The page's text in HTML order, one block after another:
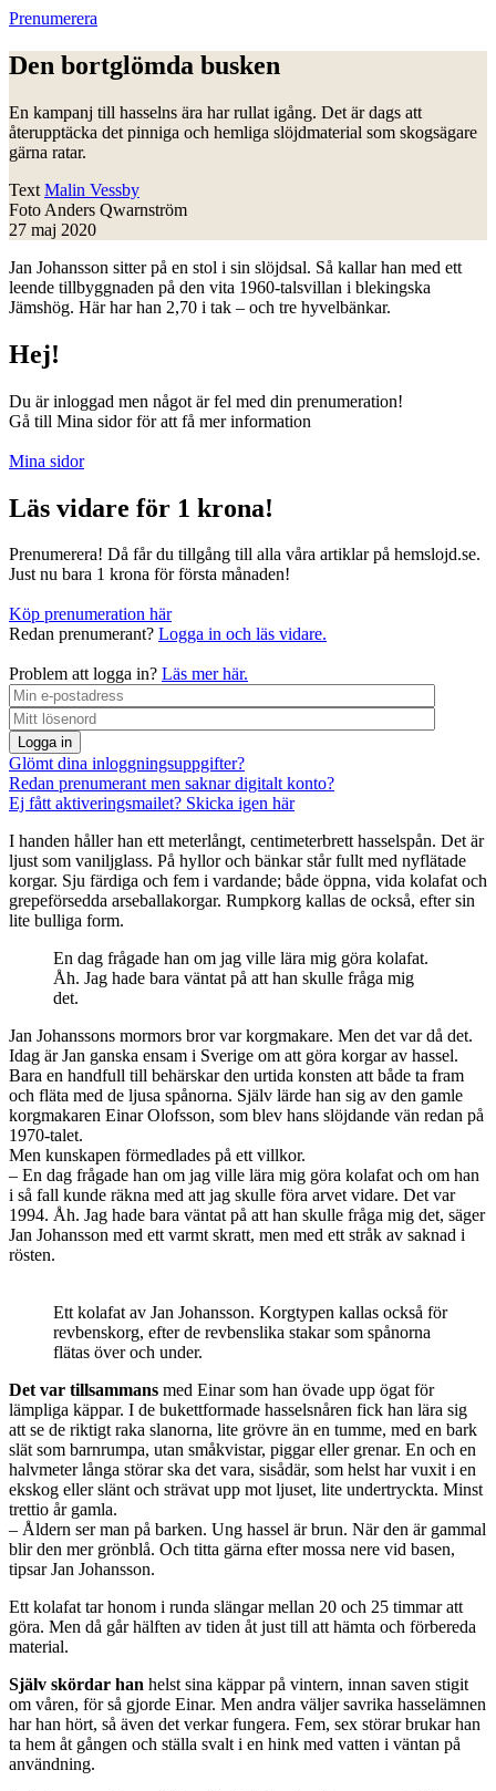
Prenumerera
Den bortglömda busken
En kampanj till hasselns ära har rullat igång. Det är dags att
återupptäcka det pinniga och hemliga slöjdmaterial som skogsägare
gärna ratar.
Text Malin Vessby
Foto Anders Qwarnström
27 maj 2020
Jan Johansson sitter på en stol i sin slöjdsal. Så kallar han med ett
leende tillbyggnaden på den vita 1960-talsvillan i blekingska
Jämshög. Här har han 2,70 i tak – och tre hyvelbänkar.
Hej!
Du är inloggad men något är fel med din prenumeration!
Gå till Mina sidor för att få mer information
Mina sidor
Läs vidare för 1 krona!
Prenumerera! Då får du tillgång till alla våra artiklar på hemslojd.se.
Just nu bara 1 krona för första månaden!
Köp prenumeration här
Redan prenumerant? Logga in och läs vidare.
Problem att logga in? Läs mer här.
Logga in
Glömt dina inloggningsuppgifter?
Redan prenumerant men saknar digitalt konto?
Ej fått aktiveringsmailet? Skicka igen här
I handen håller han ett meterlångt, centimeterbrett hasselspån. Det är
ljust som vaniljglass. På hyllor och bänkar står fullt med nyflätade
korgar. Sju färdiga och fem i vardande; både öppna, vida kolafat och
grepeförsedda arseballakorgar. Rumpkorg kallas de också, efter sin
lite bulliga form.
En dag frågade han om jag ville lära mig göra kolafat.
Åh. Jag hade bara väntat på att han skulle fråga mig
det.
Jan Johanssons mormors bror var korgmakare. Men det var då det.
Idag är Jan ganska ensam i Sverige om att göra korgar av hassel.
Bara en handfull till behärskar den urtida konsten att både ta fram
och fläta med de ljusa spånorna. Själv lärde han sig av den gamle
korgmakaren Einar Olofsson, som blev hans slöjdande vän redan på
1970-talet.
Men kunskapen förmedlades på ett villkor.
– En dag frågade han om jag ville lära mig göra kolafat och om han
i så fall kunde räkna med att jag skulle föra arvet vidare. Det var
1994. Åh. Jag hade bara väntat på att han skulle fråga mig det, säger
Jan Johansson med ett varmt skratt, men med ett stråk av saknad i
rösten.
Ett kolafat av Jan Johansson. Korgtypen kallas också för
revbenskorg, efter de revbenslika stakar som spånorna
flätas över och under.
Det var tillsammans med Einar som han övade upp ögat för
lämpliga käppar. I de bukettformade hasselsnåren fick han lära sig
att se de riktigt raka slanorna, lite grövre än en tumme, med en bark
slät som barnrumpa, utan småkvistar, piggar eller grenar. En och en
halvmeter långa störar ska det vara, sisådär, som helst har vuxit i en
ekskog eller slänt och strävat upp mot ljuset, lite undertryckta. Minst
trettio år gamla.
– Åldern ser man på barken. Ung hassel är brun. När den är gammal
blir den mer grönblå. Och titta gärna efter mossa nere vid basen,
tipsar Jan Johansson.
Ett kolafat tar honom i runda slängar mellan 20 och 25 timmar att
göra. Men då går hälften av tiden åt just till att hämta och förbereda
material.
Själv skördar han helst sina käppar på vintern, innan saven stigit
om våren, för så gjorde Einar. Men andra väljer savrika hasselämnen
har han hört, så även det verkar fungera. Fem, sex störar brukar han
ta hem åt gången och ställa svalt i en hink med vatten i väntan på
användning.